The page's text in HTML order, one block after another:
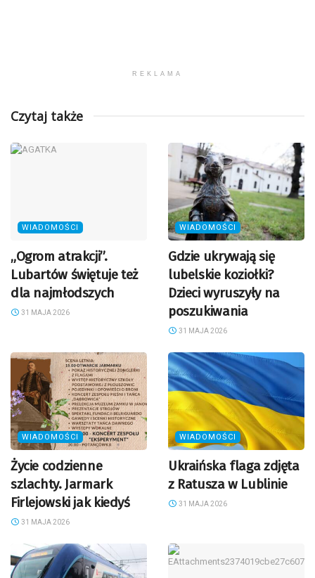
REKLAMA
Czytaj także
WIADOMOŚCI
„Ogrom atrakcji”.
Lubartów świętuje też
dla najmłodszych
31 MAJA 2026
WIADOMOŚCI
Gdzie ukrywają się
lubelskie koziołki?
Dzieci wyruszyły na
poszukiwania
31 MAJA 2026
WIADOMOŚCI
Życie codzienne
szlachty. Jarmark
Firlejowski jak kiedyś
31 MAJA 2026
WIADOMOŚCI
Ukraińska flaga zdjęta
z Ratusza w Lublinie
31 MAJA 2026